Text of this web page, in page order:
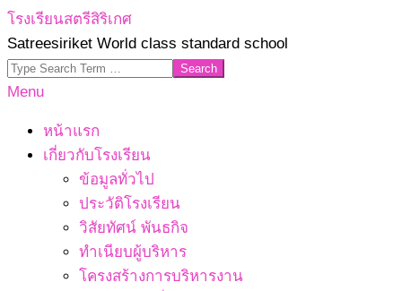
Skip
to
content
โรงเรียนสตรีสิริเกศ
Satreesiriket World class standard school
Search
Primary
Menu
Menu
หน้าแรก
เกี่ยวกับโรงเรียน
ข้อมูลทั่วไป
ประวัติโรงเรียน
วิสัยทัศน์ พันธกิจ
ทำเนียบผู้บริหาร
โครงสร้างการบริหารงาน